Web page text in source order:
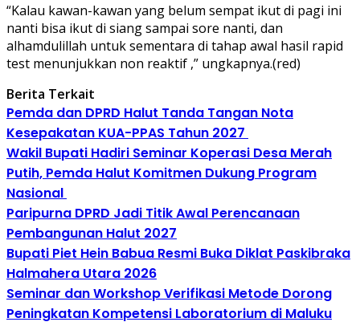
“Kalau kawan-kawan yang belum sempat ikut di pagi ini
nanti bisa ikut di siang sampai sore nanti, dan
alhamdulillah untuk sementara di tahap awal hasil rapid
test menunjukkan non reaktif ,” ungkapnya.(red)
Berita Terkait
Pemda dan DPRD Halut Tanda Tangan Nota
Kesepakatan KUA-PPAS Tahun 2027
Wakil Bupati Hadiri Seminar Koperasi Desa Merah
Putih, Pemda Halut Komitmen Dukung Program
Nasional
Paripurna DPRD Jadi Titik Awal Perencanaan
Pembangunan Halut 2027
Bupati Piet Hein Babua Resmi Buka Diklat Paskibraka
Halmahera Utara 2026
Seminar dan Workshop Verifikasi Metode Dorong
Peningkatan Kompetensi Laboratorium di Maluku